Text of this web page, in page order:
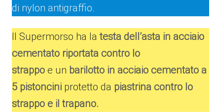
di nylon antigraffio.
Il Supermorso ha latesta dell’asta in acciaio
cementato riportata contro lo
strappo e un barilotto in acciaio cementato a
5 pistoncini protetto da piastrina contro lo
strappo e il trapano.